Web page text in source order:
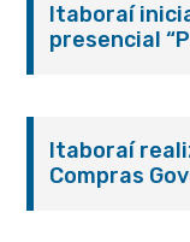
Itaboraí
presencial
Itaboraí
Compras